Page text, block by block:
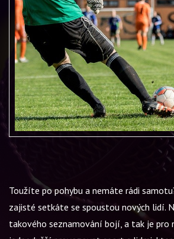
Toužíte po pohybu a nemáte rádi
zajisté setkáte se spoustou nových lidí.
takového seznamování bojí, a tak je pro